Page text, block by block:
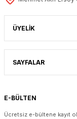
ÜYELİK
SAYFALAR
E-BÜLTEN
Ücretsiz e-bültene kayıt